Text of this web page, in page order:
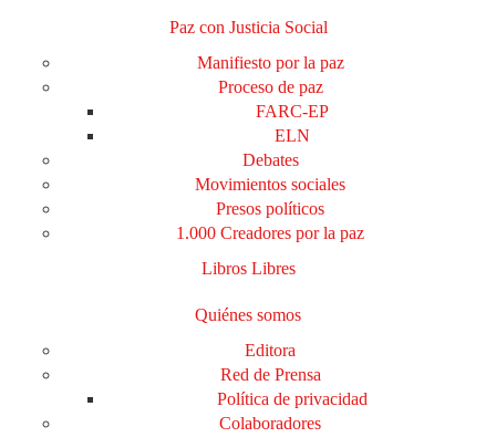
Paz con Justicia Social
Manifiesto por la paz
Proceso de paz
FARC-EP
ELN
Debates
Movimientos sociales
Presos políticos
1.000 Creadores por la paz
Libros Libres
Quiénes somos
Editora
Red de Prensa
Política de privacidad
Colaboradores